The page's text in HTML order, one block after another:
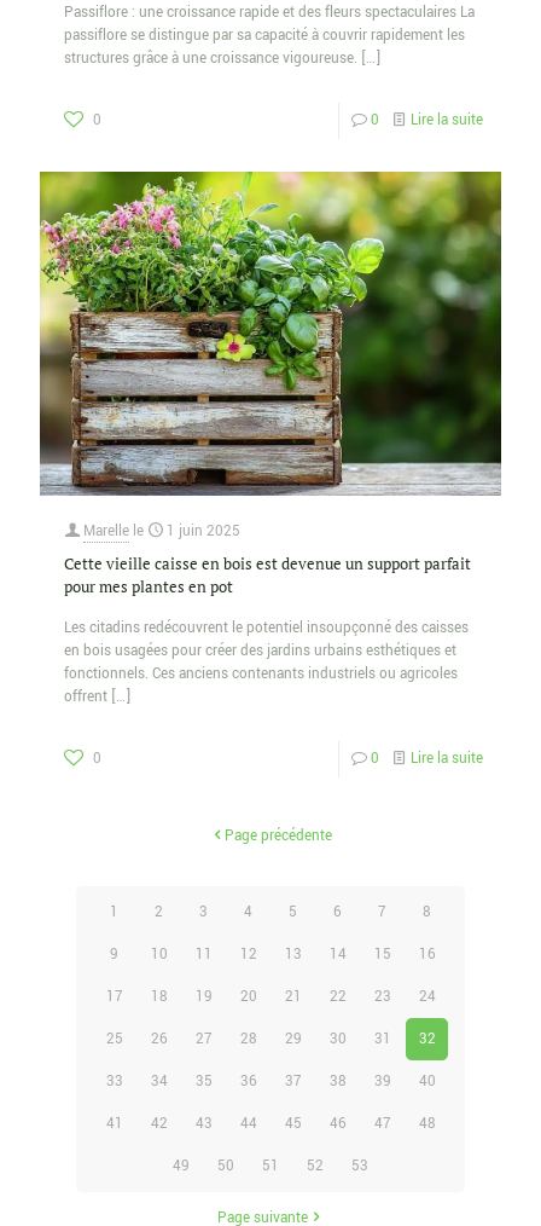
Passiflore : une croissance rapide et des fleurs spectaculaires La
passiflore se distingue par sa capacité à couvrir rapidement les
structures grâce à une croissance vigoureuse. […]
0 0 Lire la suite
Marelle le 1 juin 2025
Cette vieille caisse en bois est devenue un support parfait
pour mes plantes en pot
Les citadins redécouvrent le potentiel insoupçonné des caisses
en bois usagées pour créer des jardins urbains esthétiques et
fonctionnels. Ces anciens contenants industriels ou agricoles
offrent […]
0 0 Lire la suite
Page précédente
1 2 3 4 5 6 7 8
9 10 11 12 13 14 15 16
17 18 19 20 21 22 23 24
25 26 27 28 29 30 31 32
33 34 35 36 37 38 39 40
41 42 43 44 45 46 47 48
49 50 51 52 53
Page suivante